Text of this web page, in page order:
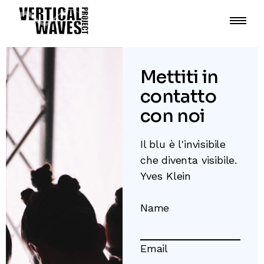
Mettiti in
contatto
con noi
Il blu è l'invisibile
che diventa visibile.
Yves Klein
Name
Email